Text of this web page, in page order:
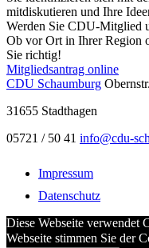
mitdiskutieren und Ihre
Werden Sie CDU-Mitglied
Ob vor Ort in Ihrer Region
Sie richtig!
Mitgliedsantrag online
CDU Schaumburg
31655 Stadthagen
05721 / 50 41 info@cdu-
Impressum
Datenschutz
Diese Webseite verwendet
Webseite stimmen Sie der